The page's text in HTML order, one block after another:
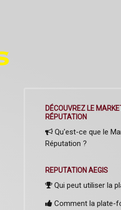
DÉCOUVREZ LE
RÉPUTATION
Qu'est-ce que le
Réputation ?
REPUTATION AEGIS
Qui peut utiliser la
Comment la plate-